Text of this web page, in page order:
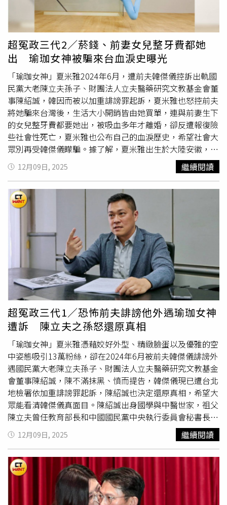
她記得當時麻醉科主任、第一線醫護人員曾拚命要求進行快
篩，她的證詞也被法官採信，最終宣判楊啟蘭無罪定讞。回
顧整個案件，楊啟蘭無奈表示，陳穆寬在偵查以及一審審理
期間提出的許多證據明顯存在瑕疵，但自己卻依然被起訴、
判刑令他感到非常無奈，甚至開始懷疑台灣司法的品質。楊
元綱律師也向記者說明，目前已對趙子彥一審證稱自己沒有
被開除等證詞告發偽證罪；對彰基醫院於偵查中向彰化調查
站稱「中國醫、中山醫均未進行快篩」，另於二審中向臺灣
高等法院臺中分院稱「趙子彥醫師於95年12月18日到職，
103年6月30日離職，無再次任職或調職」等與事實不符之
回函，提出準誣告告訴，以追究刑事責任。55歲的彰基院長
陳穆寬擁有中山醫學大學醫學博士學位，33歲就當上耳鼻喉
科主任，2011歲榮升教授，2018年成為彰基醫院院長，那
時的他只有48歲，是當時全台最年輕的醫學中心院長。不過
優秀的陳穆寬卻也有不少爭議，除陳珊霓外，皮膚科名醫邱
足滿也在2022年6月控遭到陳穆寬罷凌，震撼醫界。文章刊
出前記者致電彰基醫院詢問回應，彰基表示，一切尊重司法
判決。另外，本刊也致電詢問調查局對本案的意見，調查局
暫無回應。12月16日彰基提供回應全文如下：此案肇因於
楊啟蘭醫師在2022年6月間假稱自己受台灣基督長老教會總
會所託，在SurveyCake網路問卷平台製作「彰基院長滿意
度調查暨新任院長選舉」問卷，內容針對彰基總院長陳穆
寬，但題目及選項都很負面、偏激，楊將問卷連結網址張貼
在LINE「彰基人聊天室」群組內，問卷在網路傳開分享，
醫院獲知後認為遭抹黑提告。此案在民事訴訟部分，經台灣
彰化地院、台灣高等法院台中分院等處審理己於民國113年
判決定讞。法官審理時認為，被告楊啟蘭在問卷中使用「吃
相真難看」「血汗醫院」「貪汙」「隨機對員工解雇或降
職，營造恐怖統治氛圍」「苛扣員工福利」「大搞個人崇
拜」等字句為問題或選項之陳述，客觀上具有抽象侮蔑、輕
視等負面貶抑他人之涵義，實已逸脫中立客觀陳述。法官判
決陳穆寬勝訴，而被告楊啓蘭應負擔費用刊登如陳穆寬聲明
所示內容，以回復陳穆寬總院長名譽。在刑事部分，地院法
官判決被告明知網際網路無遠弗屆，傳送資訊迅速，竟輕率
在網路上藉問卷方式散布誹謗文字，貶損告訴人名譽，所為
實不可取，並考量被告犯後未能坦認錯誤，迄今未取得告訴
人諒解，涉犯散布文字誹謗罪，判處拘役50日。對於二審宣
判無罪，彰基表示十分遺憾，將針對證人提出的不實言論提
告發偽證罪。2022年，在台灣面臨COVID-19 百年大疫最危
急的時喉，全台醫護和人民同島一命團結抗疫，楊啓蘭身為
住院醫師卻假稱自己受台灣基督長老教會總會所託進行偏頗
的院長問卷調查，醫學中心是國家關鍵基礎設施，此假冒的
予，且他有告訴女童，拿到糖果不可以跟其他小朋友炫耀，
他才願意給，女童有答應，所以他才給了糖果。女童在偵查
時曾說，她張開眼睛後看見吳男把長褲脫下來，且有不好聞
的味道。吳男的辯護律師則指出，女童家人曾說女童當天很
開心分享糖果等語，未見女童有何驚嚇、衝擊之情狀，不能
排除女童係因見家長擔心、害怕的反映後才這樣回應。一審
法官勘驗幼兒園監視器，發現吳男總共在廁所內待了2分24
秒時間，並與女童獨處了36秒，有足夠時間犯案，且女童是
被吳男的生殖器碰觸後才睜眼查看，加上她曾表示「有聞到
不好聞的味道」，足以證明吳男違反女童意願做出猥褻行
為，認定吳男有強制猥褻犯行，依法有期徒刑判他4年。吳
男不服上訴台中高分院，二審法官發現，吳男過去曾有2次
對14歲以上未滿16歲女子合意性交前科，遭判有期徒刑1年
4月、緩刑4年，而此案女童沒有
吳男的理由，且事發後
女童有出現作惡夢等情緒反應，因此駁回上訴，維持原判刑
4年。《CTWANT》提醒您：若自身或旁人遭受身體精神虐
待、性騷擾、性侵害，請打110報案再打113找社工。
超冤政三代2／菸錢、前妻女兒整牙費都她
出 瑜珈女神被騙來台血淚史曝光
「瑜珈女神」夏米雅2024年6月，遭前夫韓傑儀控訴出軌國
民黨大老陳立夫孫子、財團法人立夫醫藥研究文教基金會董
事陳紹誠，韓因而被以加重誹謗罪起訴，夏米雅也怒控前夫
將她騙來台灣後，生活大小開銷皆由她買單，連與前妻生下
的女兒整牙費都要她出，被吸血多年才離婚，卻反遭報復險
些社會性死亡，夏米雅也公布自己的血淚歷史，希望社會大
眾別再受韓傑儀矇騙。據了解，夏米雅出生於大陸安徽，大
學讀南京藝術學院音樂系後立志當歌手。後來參加安徽衛視
《超級偶像》奪冠，被台灣影視大亨楊登魁相中簽下，
2014年以歌手身分出道，但演藝生涯並不順利，她此後2年
沒有工作，靠著瑜珈走出低谷，她更因神似港星張柏芝，而
得到「瑜珈界張柏芝」稱號，而在其陽光開朗的外表下，卻
藏著被吸血多年的婚姻生活。夏米雅在聲明中提到，她25歲
時因「什麼都不懂」，遇上當年46歲的韓傑儀苦苦追求，韓
聲稱自己在台很有能力，並保證會對她很好，自己被其花言
巧語而感動，來台後才發現韓一無所有，結婚前就已負債
2000萬，更信用破產，連個人名下都沒有銀行帳戶。夏米
雅來台後得賺錢養家，靠著表演、代言和活動支撐起大小開
心，連房租、韓與前妻女兒整牙、韓自己做假牙（他上排牙
齒一顆都沒有）等都要夏米雅掏腰包，韓甚至連車子加油
錢、咖啡錢和抽菸錢都向她開口，所幸夏家父母心疼女兒、
私下幫助，生活這才得以為繼，夫妻感情也在每天的爭吵中
被磨光，雙方於2020年協議離婚。夏米雅提到，中國2人離
婚只要自願即可，根本不知道還需證人，韓聲稱證人只是形
式，於是提供韓弟妹的身分證資料要她填上證人欄，韓卻在
旁拍照錄影，實則是設下陷阱。而在離婚後，韓傑儀以「向
媒體爆料她曾離婚」來威脅夏米雅，要求她簽下10年經紀
約，夏米雅賺的每一分錢都要與韓五五分帳，還多次私吞廠
商給夏的續約費、代言費和直播分潤，夏起初被瞞在鼓裡，
察覺有異後詢問廠商，這才得知韓傑儀的離譜行徑。2023
年12月，韓傑儀發現陳紹誠與朋友一同送夏米雅回家，認為
2人關係匪淺，竟向媒體爆料他們是假離婚，陳紹誠介入2人
婚姻，向媒體塑造夏米雅在婚內多次出軌，報導曝光後讓夏
米雅遭受多方撻伐，工作大受影響，甚至一度社會性死
亡。 夏米雅得知韓傑儀離婚後還會潛入其住處，向法院聲
請保護令，韓卻在2023年12月帶警察上門並聲稱要「抓
12月09日, 2025 繼續閱讀
超冤政三代1／恐怖前夫誹謗他外遇瑜珈女神
遭訴 陳立夫之孫怒還原真相
「瑜珈女神」夏米雅憑藉姣好外型、精緻臉蛋以及優雅的空
中姿態吸引13萬粉絲，卻在2024年6月被前夫韓傑儀誹謗外
遇國民黨大老陳立夫孫子、財團法人立夫醫藥研究文教基金
會董事陳紹誠，陳不滿抹黑、憤而提告，韓傑儀現已遭台北
地檢署依加重誹謗罪起訴，陳紹誠也決定還原真相，希望大
眾能看清韓傑儀真面目。陳紹誠出身國學與中醫世家，祖父
陳立夫曾任教育部長和中國國民黨中央執行委員會秘書長，
陳紹誠則先後進入美國普度大學、上海交通大學和香港中文
大學就學，後又到湖南中醫藥大學進修中醫博士，更曾與藝
人丁春誠、陳紹誠、高以翔組成「時尚F4」，近年逐漸消失
在螢光幕前，2024年卻因韓傑儀誹謗其介入夏米雅的婚姻
而再次成為媒體焦點。陳紹誠回憶，韓傑儀與夏米雅在
2020年離婚，他與夏在2023年透過朋友介紹認識，起初雙
方互動不多，是其協會當年10月協辦音樂會，而夏米雅在慈
12月09日, 2025 繼續閱讀